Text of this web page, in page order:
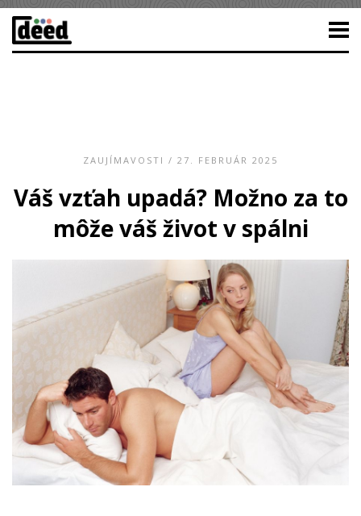
ZAUJÍMAVOSTI / 27. FEBRUÁR 2025
Váš vzťah upadá? Možno za to
môže váš život v spálni